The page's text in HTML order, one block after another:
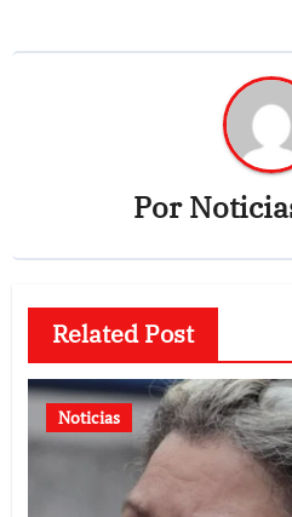
Por
Related Post
Noticias